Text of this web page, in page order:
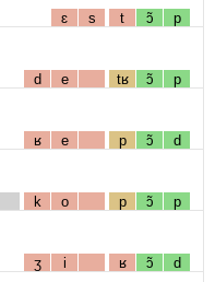
ɛ s t ɔ̃ p
d e tʁ ɔ̃ p
ʁ e p ɔ̃ d
k o p ɔ̃ p
ʒ i ʁ ɔ̃ d